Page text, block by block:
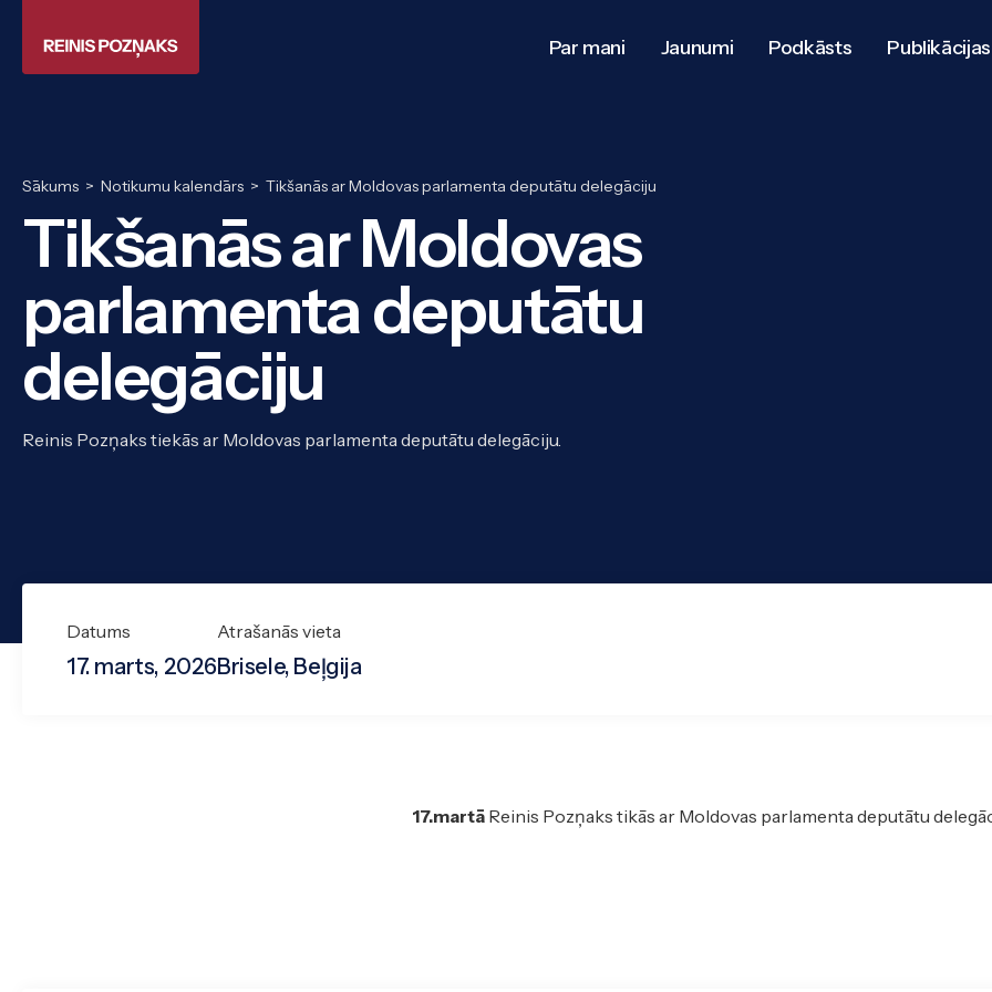
Par mani Jaunumi Podkāsts Publikācijas
Sākums > Notikumu kalendārs > Tikšanās ar Moldovas parlamenta deputātu delegāciju
Tikšanās ar Moldovas
parlamenta deputātu
delegāciju
Reinis Pozņaks tiekās ar Moldovas parlamenta deputātu delegāciju.
Datums
17. marts, 2026
Atrašanās vieta
Brisele, Beļgija
17.martā Reinis Pozņaks tikās ar Moldovas parlamenta deputātu